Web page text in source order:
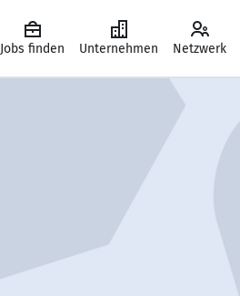
Jobs finden Unternehmen Netzwerk